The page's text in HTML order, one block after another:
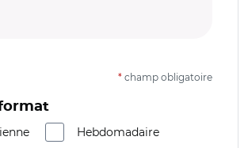
* champ obligatoire
Hebdomadaire